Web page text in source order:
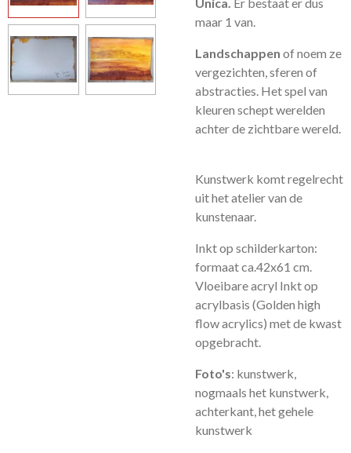
maar 1 van.
Landschappen of noem ze
vergezichten, sferen of
abstracties. Het spel van
kleuren schept werelden
achter de zichtbare wereld.
Kunstwerk komt regelrecht
uit het atelier van de
kunstenaar.
Inkt op schilderkarton:
formaat ca.42x61 cm.
Vloeibare acryl Inkt op
acrylbasis (Golden high
flow acrylics) met de kwast
opgebracht.
Foto's: kunstwerk,
nogmaals het kunstwerk,
achterkant, het gehele
kunstwerk